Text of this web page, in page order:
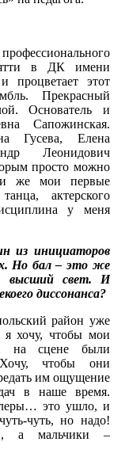
в ДК имени
процветает этот
Прекрасный
Основатель и
Сапожинская.
Гусева, Елена
Леонидович
просто можно
же мои первые
актерского
у меня
из инициаторов
Но бал – это же
высший свет. И
диссонанса?
район уже
хочу, чтобы мои
на сцене были
чтобы они
им ощущение
в наше время.
это ушло, и
чуть, но надо!
а мальчики –